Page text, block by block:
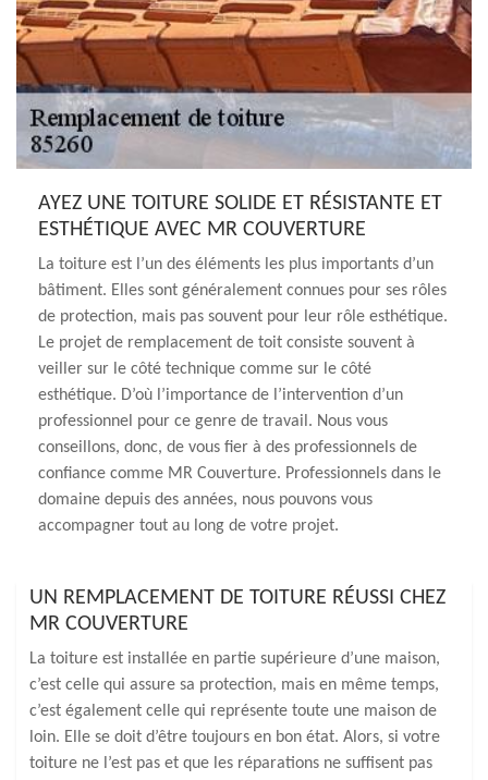
AYEZ UNE TOITURE SOLIDE ET RÉSISTANTE ET
ESTHÉTIQUE AVEC MR COUVERTURE
La toiture est l’un des éléments les plus importants d’un
bâtiment. Elles sont généralement connues pour ses rôles
de protection, mais pas souvent pour leur rôle esthétique.
Le projet de remplacement de toit consiste souvent à
veiller sur le côté technique comme sur le côté
esthétique. D’où l’importance de l’intervention d’un
professionnel pour ce genre de travail. Nous vous
conseillons, donc, de vous fier à des professionnels de
confiance comme MR Couverture. Professionnels dans le
domaine depuis des années, nous pouvons vous
accompagner tout au long de votre projet.
UN REMPLACEMENT DE TOITURE RÉUSSI CHEZ
MR COUVERTURE
La toiture est installée en partie supérieure d’une maison,
c’est celle qui assure sa protection, mais en même temps,
c’est également celle qui représente toute une maison de
loin. Elle se doit d’être toujours en bon état. Alors, si votre
toiture ne l’est pas et que les réparations ne suffisent pas